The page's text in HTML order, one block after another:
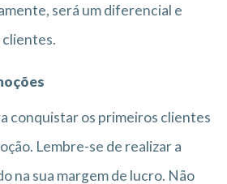
será um diferencial e
conquistar os primeiros clientes
Lembre-se de realizar a
na sua margem de lucro. Não